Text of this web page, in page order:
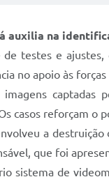
auxilia na
testes e
no apoio às
imagens
casos reforçam
a
que foi
sistema de